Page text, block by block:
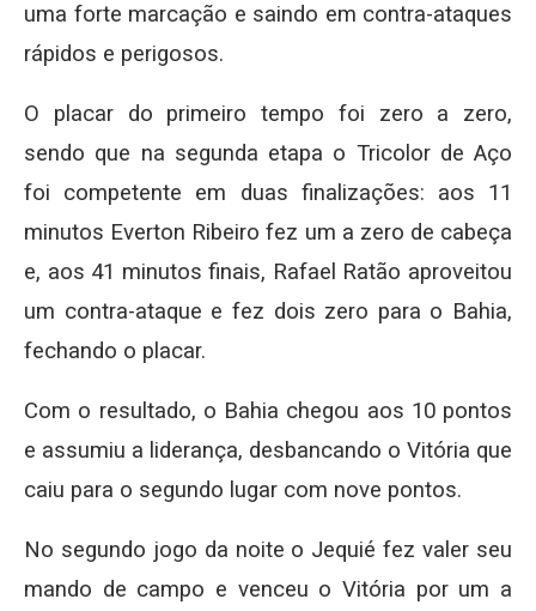
uma forte marcação e saindo em contra-ataques
rápidos e perigosos.
O placar do primeiro tempo foi zero a zero,
sendo que na segunda etapa o Tricolor de Aço
foi competente em duas finalizações: aos 11
minutos Everton Ribeiro fez um a zero de cabeça
e, aos 41 minutos finais, Rafael Ratão aproveitou
um contra-ataque e fez dois zero para o Bahia,
fechando o placar.
Com o resultado, o Bahia chegou aos 10 pontos
e assumiu a liderança, desbancando o Vitória que
caiu para o segundo lugar com nove pontos.
No segundo jogo da noite o Jequié fez valer seu
mando de campo e venceu o Vitória por um a